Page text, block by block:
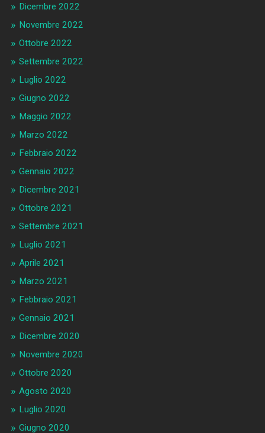
Dicembre 2022
Novembre 2022
Ottobre 2022
Settembre 2022
Luglio 2022
Giugno 2022
Maggio 2022
Marzo 2022
Febbraio 2022
Gennaio 2022
Dicembre 2021
Ottobre 2021
Settembre 2021
Luglio 2021
Aprile 2021
Marzo 2021
Febbraio 2021
Gennaio 2021
Dicembre 2020
Novembre 2020
Ottobre 2020
Agosto 2020
Luglio 2020
Giugno 2020